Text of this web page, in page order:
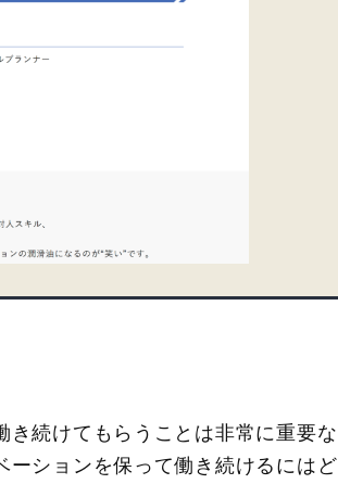
続けてもらうことは非常に重要な
ーションを保って働き続けるにはど